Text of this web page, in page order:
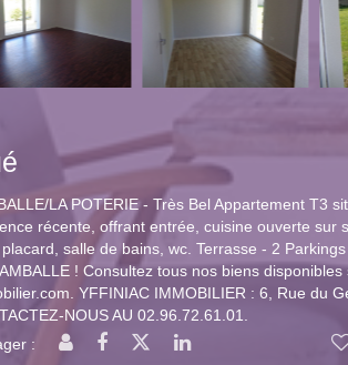
LA POTERIE - Très Bel Appartement T3
récente, offrant entrée, cuisine ouverte sur
salle de bains, wc. Terrasse - 2
! Consultez tous nos biens
YFFINIAC IMMOBILIER : 6, Rue du
NOUS AU 02.96.72.61.01.
: